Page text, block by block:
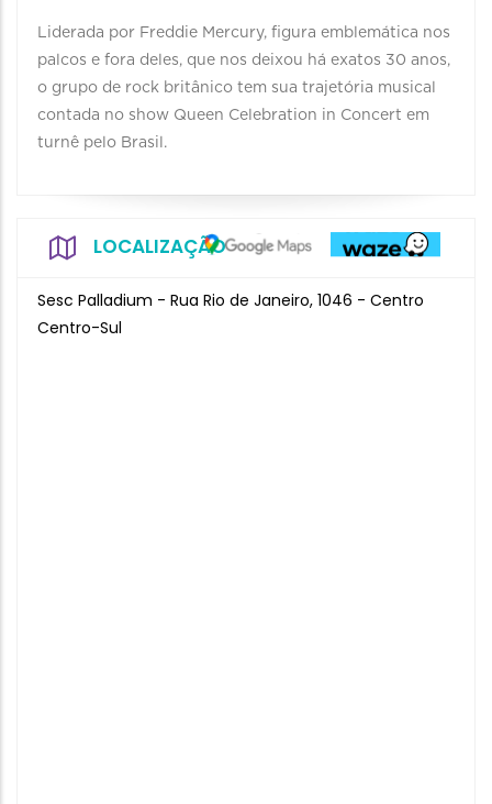
Liderada por Freddie Mercury, figura emblemática nos
palcos e fora deles, que nos deixou há exatos 30 anos,
o grupo de rock britânico tem sua trajetória musical
contada no show Queen Celebration in Concert em
turnê pelo Brasil.
LOCALIZAÇÃO
Sesc Palladium - Rua Rio de Janeiro, 1046 - Centro
Centro-Sul